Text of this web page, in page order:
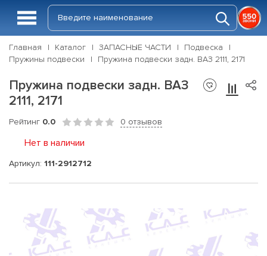
Главная Каталог ЗАПАСНЫЕ ЧАСТИ
Подвеска
Пружины подвески
Пружина подвески задн. ВАЗ 2111, 2171
Пружина подвески задн. ВАЗ
2111, 2171
Рейтинг 0.0 0 отзывов
Нет в наличии
Артикул: 111-2912712